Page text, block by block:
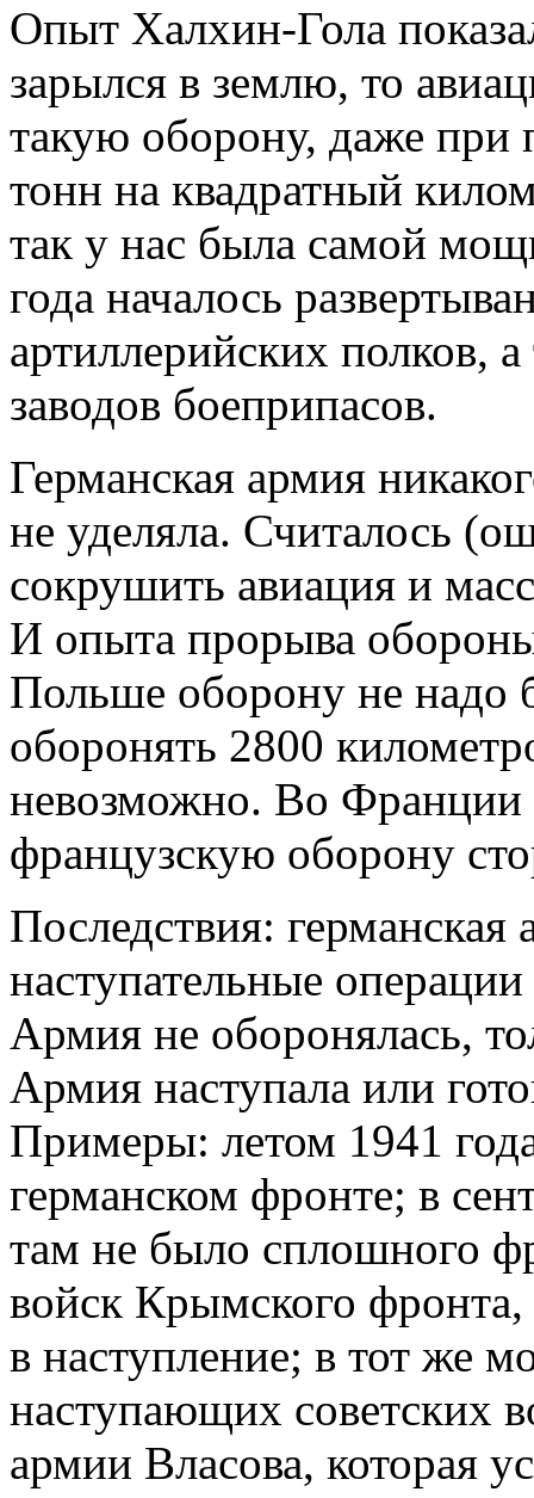
Опыт Халхин-Гола
зарылся в землю, то
такую оборону, даже при
тонн на квадратный
так у нас была самой
года началось
артиллерийских полков,
заводов боеприпасов.
Германская армия
не уделяла. Считалось
сокрушить авиация и
И опыта прорыва
Польше оборону не надо
оборонять 2800
невозможно. Во Франции
французскую оборону
Последствия: германская
наступательные
Армия не оборонялась,
Армия наступала или
Примеры: летом 1941
германском фронте; в
там не было сплошного
войск Крымского фронта,
в наступление; в тот же
наступающих советских
армии Власова, которая